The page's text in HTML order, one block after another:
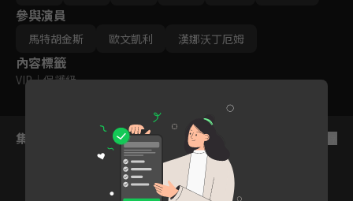
參與演員
馬特胡金斯 歐文凱利 漢娜沃丁厄姆
內容標籤
VIP｜保護級
集數列表